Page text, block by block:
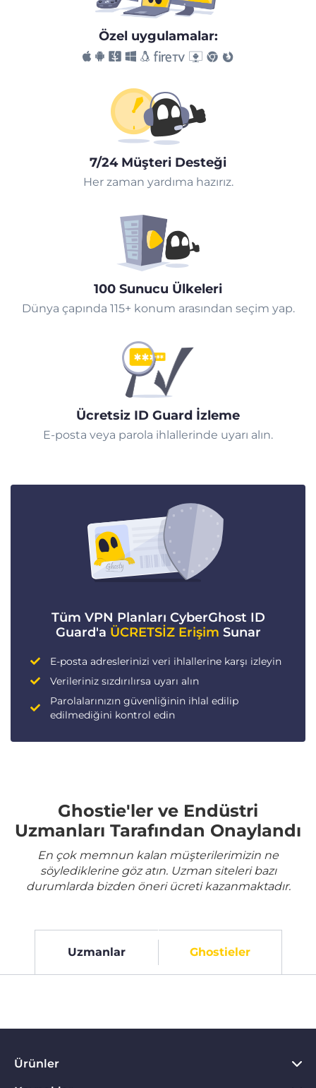
Özel uygulamalar:
7/24 Müşteri Desteği
Her zaman yardıma hazırız.
100 Sunucu Ülkeleri
Dünya çapında 115+ konum arasından seçim yap.
Ücretsiz ID Guard İzleme
E-posta veya parola ihlallerinde uyarı alın.
Tüm VPN Planları CyberGhost ID
Guard'a ÜCRETSİZ Erişim Sunar
E-posta adreslerinizi veri ihlallerine karşı izleyin
Verileriniz sızdırılırsa uyarı alın
Parolalarınızın güvenliğinin ihlal edilip
edilmediğini kontrol edin
Ghostie'ler ve Endüstri
Uzmanları Tarafından Onaylandı
En çok memnun kalan müşterilerimizin ne
söylediklerine göz atın. Uzman siteleri bazı
durumlarda bizden öneri ücreti kazanmaktadır.
Uzmanlar Ghostieler
Ürünler